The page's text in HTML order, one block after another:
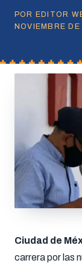
POR EDITOR
NOVIEMBRE
Ciudad de
carrera por las